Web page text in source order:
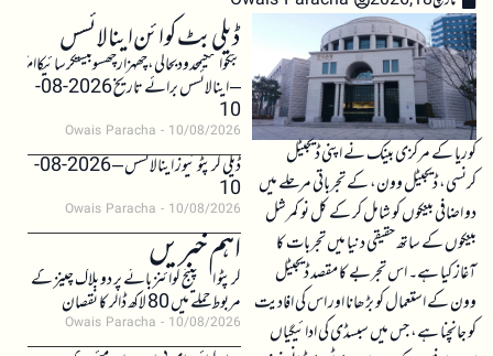
کوریا کے مرکزی بینک نے اپنی ڈیجیٹل
کرنسی، ڈیجیٹل وون، کے تجرباتی مرحلے میں
دو اضافی بینکوں کو شامل کر کے کل نو کمرشل
بینکوں کے ساتھ حقیقی دنیا میں تجربات کا
آغاز کیا ہے۔ اس تجربے کا مقصد ڈیجیٹل
وون کے استعمال کو بڑھانا اور اس کی افادیت
کو جانچنا ہے، جس میں سبسڈی کی ادائیگیاں
ڈیلی بٹ کوائن اینالائسس
بٹکوائنکیمحدودبحالی،چھہزارچھسوبیستکرسائیکاامکان
– اینالائسس برائے تاریخ 2026-08-
10
Owais Paracha 10/08/2026
ڈیلی کرپٹو نیوز اینالائسس – 2026-08-
10
Owais Paracha 10/08/2026
اہم خبریں
کرپٹو ایکسچینج کوائنز بائے پر دو بلاک چینز کے
مربوط حملے میں 80 لاکھ ڈالر کا نقصان
Owais Paracha 10/08/2026